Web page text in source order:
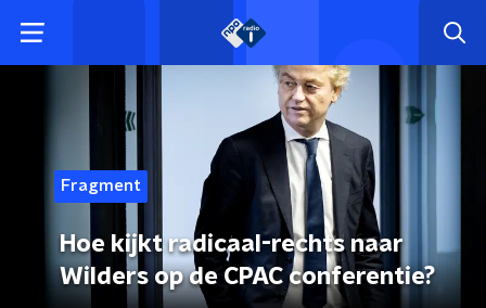
Fragment
Hoe kijkt radicaal-rechts naar
Wilders op de CPAC conferentie?